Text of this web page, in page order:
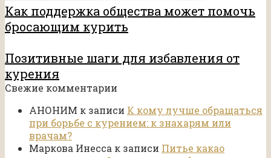
Как поддержка общества может помочь
бросающим курить
Позитивные шаги для избавления от
курения
Свежие комментарии
АНОНИМ к записи К кому лучше обращаться
при борьбе с курением: к знахарям или
врачам?
Маркова Инесса к записи Питье какао